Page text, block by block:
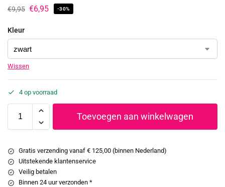
€9,95 €6,95 -30%
Kleur
Wissen
4 op voorraad
Toevoegen aan winkelwagen
Gratis verzending vanaf € 125,00 (binnen Nederland)
Uitstekende klantenservice
Veilig betalen
Binnen 24 uur verzonden *